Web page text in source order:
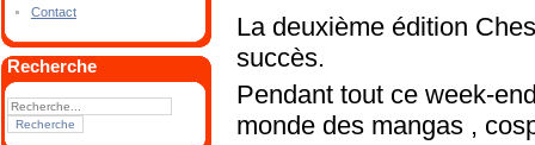
Contact
Recherche
La deuxième édition
succès.
Pendant tout ce week-
monde des mangas ,